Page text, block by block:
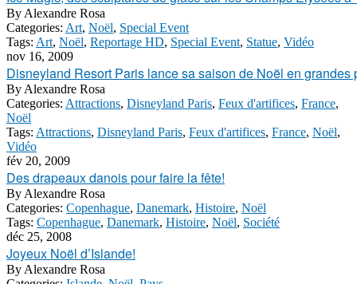
By Alexandre Rosa
Categories: Art, Noël, Special Event
Tags: Art, Noël, Reportage HD, Special Event, Statue, Vidéo
nov 16, 2009
Disneyland Resort Paris lance sa saison de Noël en grandes
By Alexandre Rosa
Categories: Attractions, Disneyland Paris, Feux d'artifices, France,
Noël
Tags: Attractions, Disneyland Paris, Feux d'artifices, France, Noël,
Vidéo
fév 20, 2009
Des drapeaux danois pour faire la fête!
By Alexandre Rosa
Categories: Copenhague, Danemark, Histoire, Noël
Tags: Copenhague, Danemark, Histoire, Noël, Société
déc 25, 2008
Joyeux Noël d’Islande!
By Alexandre Rosa